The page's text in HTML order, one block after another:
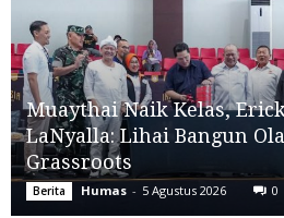
Muaythai Naik Kelas,
LaNyalla: Lihai Bangun
Grassroots
Berita Humas - 5 Agustus 2026 0